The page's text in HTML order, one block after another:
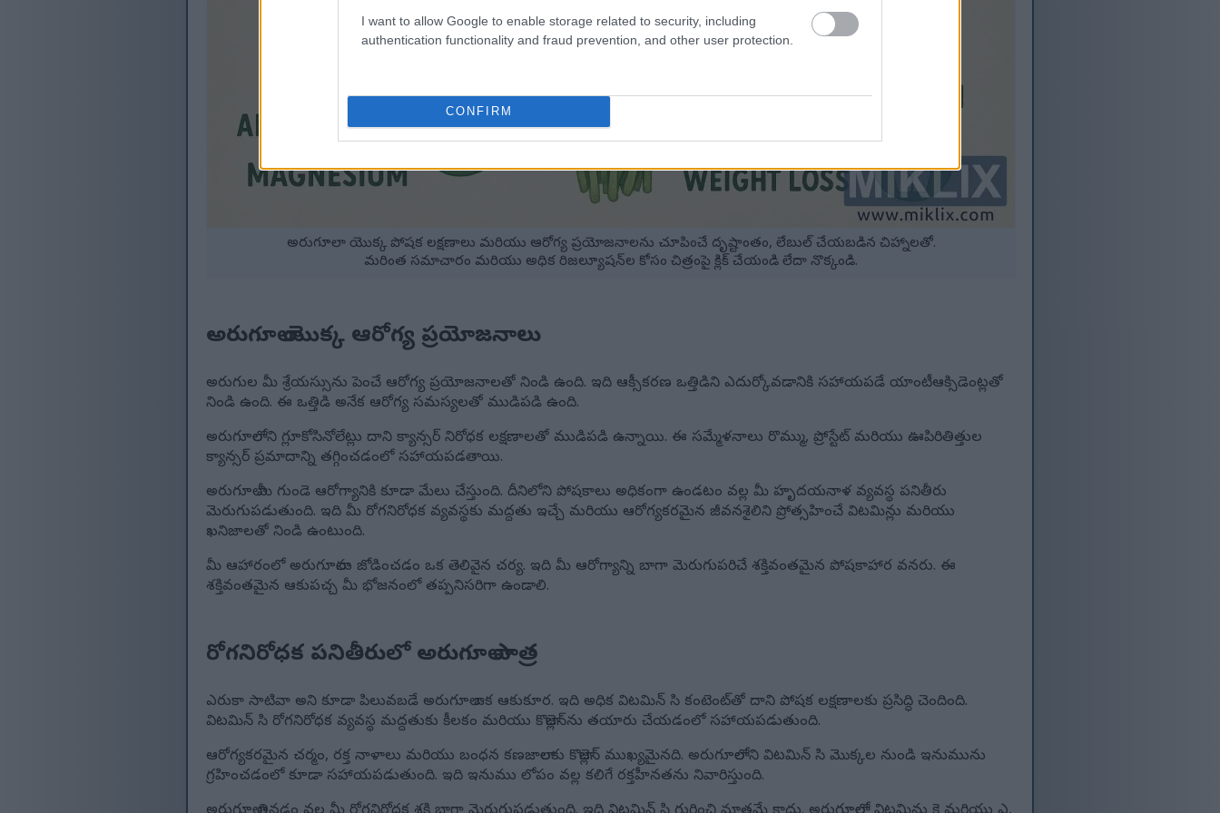
I want to allow Google to enable storage related to security, including
authentication functionality and fraud prevention, and other user protection.
CONFIRM
అరుగూలా యొక్క పోషక లక్షణాలు మరియు ఆరోగ్య ప్రయోజనాలను చూపించే దృష్టాంతం, లేబుల్ చేయబడిన చిహ్నాలతో.
మరింత సమాచారం మరియు అధిక రిజల్యూషన్‌ల కోసం చిత్రంపై క్లిక్ చేయండి లేదా నొక్కండి.
అరుగూలా యొక్క ఆరోగ్య ప్రయోజనాలు
అరుగుల మీ శ్రేయస్సును పెంచే ఆరోగ్య ప్రయోజనాలతో నిండి ఉంది. ఇది ఆక్సీకరణ ఒత్తిడిని ఎదుర్కోవడానికి సహాయపడే యాంటీఆక్సిడెంట్లతో
నిండి ఉంది. ఈ ఒత్తిడి అనేక ఆరోగ్య సమస్యలతో ముడిపడి ఉంది.
అరుగూలాలోని గ్లూకోసినోలేట్లు దాని క్యాన్సర్ నిరోధక లక్షణాలతో ముడిపడి ఉన్నాయి. ఈ సమ్మేళనాలు రొమ్ము, ప్రోస్టేట్ మరియు ఊపిరితిత్తుల
క్యాన్సర్ ప్రమాదాన్ని తగ్గించడంలో సహాయపడతాయి.
అరుగూలా మీ గుండె ఆరోగ్యానికి కూడా మేలు చేస్తుంది. దీనిలోని పోషకాలు అధికంగా ఉండటం వల్ల మీ హృదయనాళ వ్యవస్థ పనితీరు
మెరుగుపడుతుంది. ఇది మీ రోగనిరోధక వ్యవస్థకు మద్దతు ఇచ్చే మరియు ఆరోగ్యకరమైన జీవనశైలిని ప్రోత్సహించే విటమిన్లు మరియు
ఖనిజాలతో నిండి ఉంటుంది.
మీ ఆహారంలో అరుగూలాను జోడించడం ఒక తెలివైన చర్య. ఇది మీ ఆరోగ్యాన్ని బాగా మెరుగుపరిచే శక్తివంతమైన పోషకాహార వనరు. ఈ
శక్తివంతమైన ఆకుపచ్చ మీ భోజనంలో తప్పనిసరిగా ఉండాలి.
రోగనిరోధక పనితీరులో అరుగూలా పాత్ర
ఎరుకా సాటివా అని కూడా పిలువబడే అరుగూలా ఒక ఆకుకూర. ఇది అధిక విటమిన్ సి కంటెంట్‌తో దాని పోషక లక్షణాలకు ప్రసిద్ధి చెందింది.
విటమిన్ సి రోగనిరోధక వ్యవస్థ మద్దతుకు కీలకం మరియు కొల్లాజెన్‌ను తయారు చేయడంలో సహాయపడుతుంది.
ఆరోగ్యకరమైన చర్మం, రక్త నాళాలు మరియు బంధన కణజాలాలకు కొల్లాజెన్ ముఖ్యమైనది. అరుగూలాలోని విటమిన్ సి మొక్కల నుండి ఇనుమును
గ్రహించడంలో కూడా సహాయపడుతుంది. ఇది ఇనుము లోపం వల్ల కలిగే రక్తహీనతను నివారిస్తుంది.